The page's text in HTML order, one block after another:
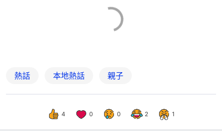
熱話 本地熱話 親子
4 0 0 2 1